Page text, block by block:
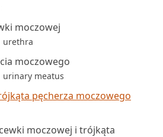
moczowej
urethra
moczowego
urinary meatus
pęcherza moczowego
moczowej i trójkąta